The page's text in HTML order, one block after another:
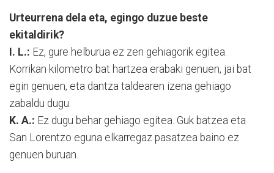
Urteurrena dela eta, egingo duzue beste
ekitaldirik?
I. L.: Ez, gure helburua ez zen gehiagorik egitea.
Korrikan kilometro bat hartzea erabaki genuen, jai bat
egin genuen, eta dantza taldearen izena gehiago
zabaldu dugu.
K. A.: Ez dugu behar gehiago egitea. Guk batzea eta
San Lorentzo eguna elkarregaz pasatzea baino ez
genuen buruan.